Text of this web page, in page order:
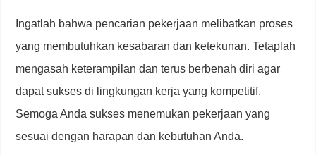
Ingatlah bahwa pencarian pekerjaan melibatkan proses
yang membutuhkan kesabaran dan ketekunan. Tetaplah
mengasah keterampilan dan terus berbenah diri agar
dapat sukses di lingkungan kerja yang kompetitif.
Semoga Anda sukses menemukan pekerjaan yang
sesuai dengan harapan dan kebutuhan Anda.